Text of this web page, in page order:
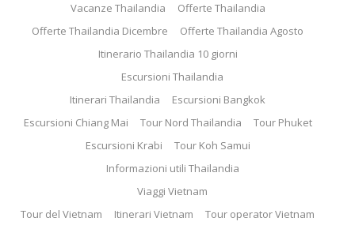
Vacanze Thailandia
Offerte Thailandia
Offerte Thailandia Dicembre
Offerte Thailandia Agosto
Itinerario Thailandia 10 giorni
Escursioni Thailandia
Itinerari Thailandia
Escursioni Bangkok
Escursioni Chiang Mai
Tour Nord Thailandia
Tour Phuket
Escursioni Krabi
Tour Koh Samui
Informazioni utili Thailandia
Viaggi Vietnam
Tour del Vietnam
Itinerari Vietnam
Tour operator Vietnam